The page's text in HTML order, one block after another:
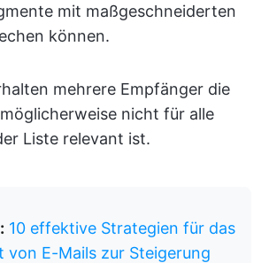
mit maßgeschneiderten
können.
mehrere Empfänger die
nicht für alle
Liste relevant ist.
10 effektive Strategien für das
von E-Mails zur Steigerung